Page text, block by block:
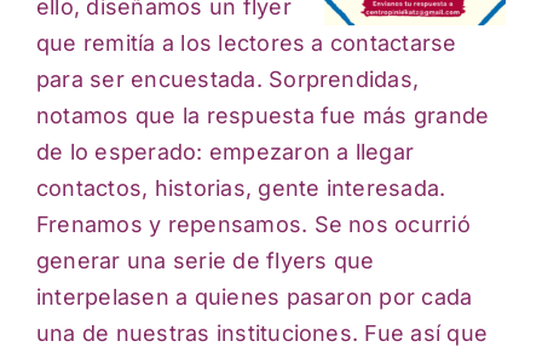
ello, diseñamos un flyer
que remitía a los lectores a contactarse
para ser encuestada. Sorprendidas,
notamos que la respuesta fue más grande
de lo esperado: empezaron a llegar
contactos, historias, gente interesada.
Frenamos y repensamos. Se nos ocurrió
generar una serie de flyers que
interpelasen a quienes pasaron por cada
una de nuestras instituciones. Fue así que